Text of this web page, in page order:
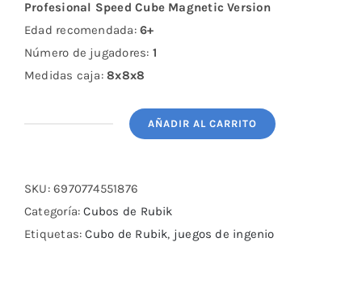
Profesional Speed Cube Magnetic Version
Edad recomendada:6+
Número de jugadores: 1
Medidas caja:8x8x8
Magnetic
AÑADIR AL CARRITO
SKU:6970774551876
Categoría:Cubos de Rubik
Etiquetas:Cubo de Rubik, juegos de ingenio